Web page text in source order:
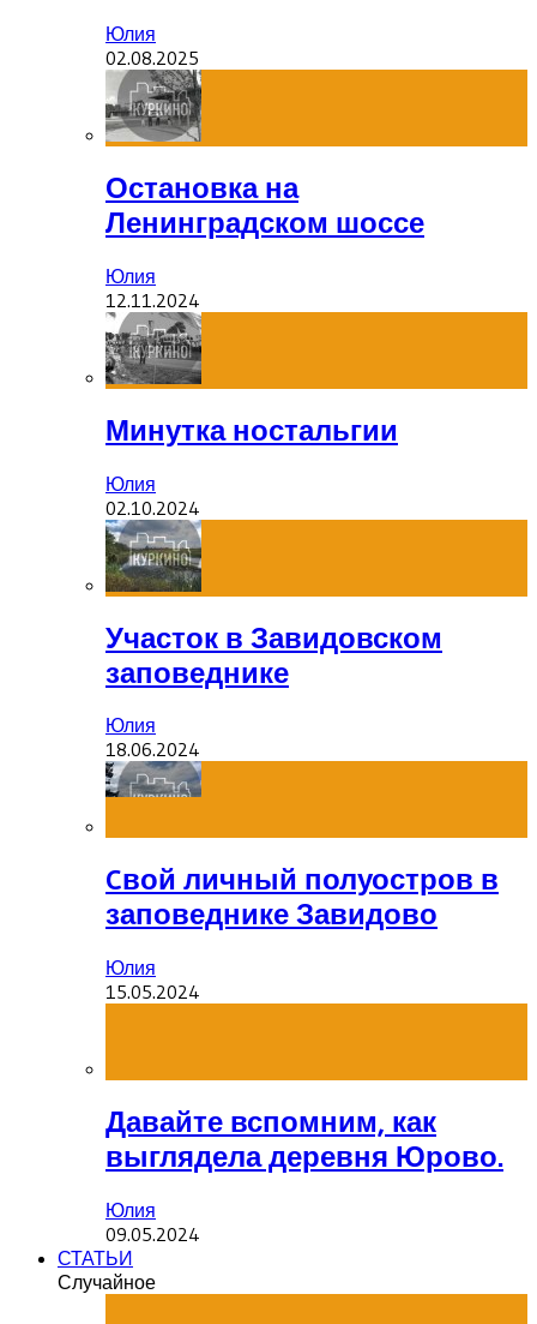
Юлия
02.08.2025
Остановка на
Ленинградском шоссе
Юлия
12.11.2024
Минутка ностальгии
Юлия
02.10.2024
Участок в Завидовском
заповеднике
Юлия
18.06.2024
Cвой личный полуостров в
заповеднике Завидово
Юлия
15.05.2024
Давайте вспомним, как
выглядела деревня Юрово.
Юлия
09.05.2024
СТАТЬИ
Случайное